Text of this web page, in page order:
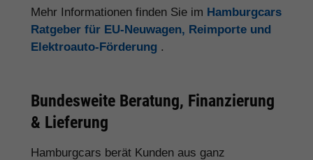
Mehr Informationen finden Sie im Hamburgcars
Ratgeber für EU-Neuwagen, Reimporte und
Elektroauto-Förderung .
Bundesweite Beratung, Finanzierung
& Lieferung
Hamburgcars berät Kunden aus ganz